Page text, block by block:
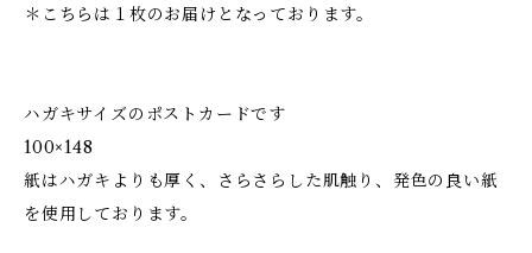
＊こちらは１枚のお届けとなっております。
ハガキサイズのポストカードです
100×148
紙はハガキよりも厚く、さらさらした肌触り、発色の良い紙
を使用しております。